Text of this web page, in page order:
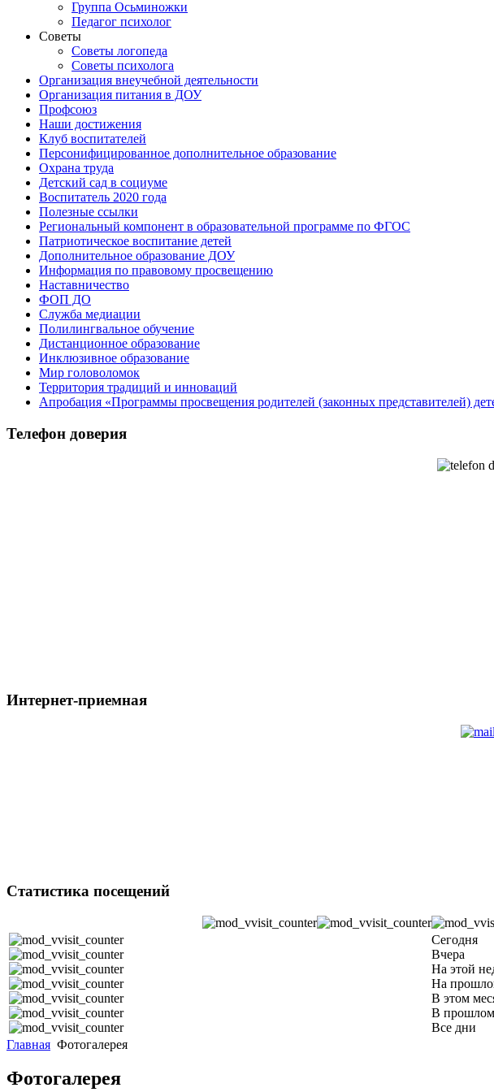
Группа Осьминожки
Педагог психолог
Советы
Советы логопеда
Советы психолога
Организация внеучебной деятельности
Организация питания в ДОУ
Профсоюз
Наши достижения
Клуб воспитателей
Персонифицированное дополнительное образование
Охрана труда
Детский сад в социуме
Воспитатель 2020 года
Полезные ссылки
Региональный компонент в образовательной программе по ФГОС
Патриотическое воспитание детей
Дополнительное образование ДОУ
Информация по правовому просвещению
Наставничество
ФОП ДО
Служба медиации
Полилингвальное обучение
Дистанционное образование
Инклюзивное образование
Мир головоломок
Территория традиций и инноваций
Апробация «Программы просвещения родителей (законных представителей)
Телефон доверия
Интернет-приемная
Статистика посещений
Сегодня
Вчера
На этой
На
В этом
В прошлом
Все дни
Главная Фотогалерея
Фотогалерея